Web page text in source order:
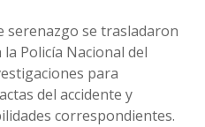
serenazgo se trasladaron
Policía Nacional del
para
del accidente y
correspondientes.